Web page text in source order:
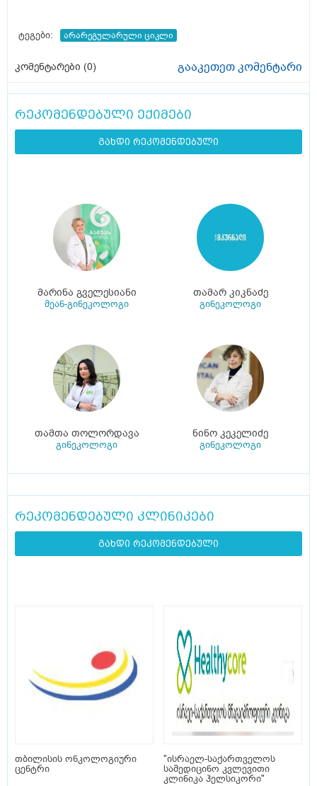
ტეგები: არარეგულარული ციკლი
კომენტარები (0) გააკეთეთ კომენტარი
რეკომენდებული ექიმები
გახდი რეკომენდებული
მარინა გველესიანი
მეან-გინეკოლოგი
თამარ კიკნაძე
გინეკოლოგი
თამთა თოლორდავა
გინეკოლოგი
ნინო კეკელიძე
გინეკოლოგი
რეკომენდებული კლინიკები
გახდი რეკომენდებული
თბილისის ონკოლოგიური
ცენტრი
"ისრაელ-საქართველოს
სამედიცინო კვლევითი
კლინიკა ჰელსიკორი"